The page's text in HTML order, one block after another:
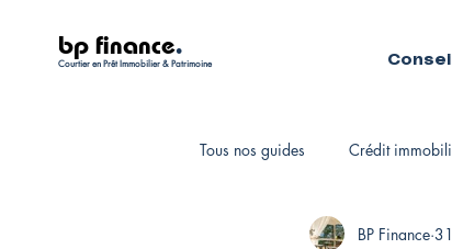
bp finance.
Courtier en Prêt Immobilier & Patrimoine
Tous nos guides Crédit
Fiscalité personnelleBP Finance